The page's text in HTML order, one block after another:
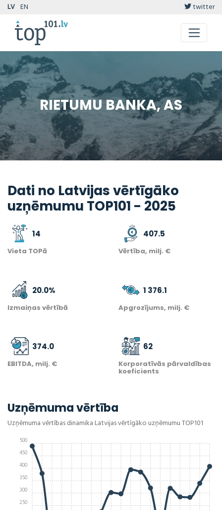
LV EN twitter
RIETUMU BANKA, AS
Dati no Latvijas vērtīgāko
uzņēmumu TOP101 - 2025
14
Vieta TOPā
407.5
Vērtība, milj. €
20.0%
Izmaiņas vērtībā
1 376.1
Apgrozījums, milj. €
374.0
EBITDA, milj. €
62
Korporatīvās pārvaldības
koeficients
Uzņēmuma vērtība
Uzņēmuma vērtības dinamika Latvijas vērtīgāko uzņēmumu TOP101
250
300
350
400
450
500